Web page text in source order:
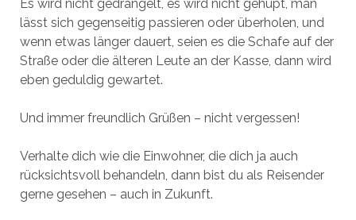
Es wird nicht gedrängelt, es wird nicht gehupt, man
lässt sich gegenseitig passieren oder überholen, und
wenn etwas länger dauert, seien es die Schafe auf der
Straße oder die älteren Leute an der Kasse, dann wird
eben geduldig gewartet.
Und immer freundlich Grüßen – nicht vergessen!
Verhalte dich wie die Einwohner, die dich ja auch
rücksichtsvoll behandeln, dann bist du als Reisender
gerne gesehen – auch in Zukunft.